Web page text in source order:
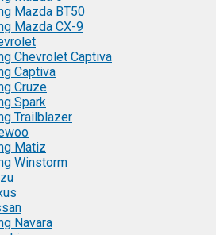
Mazda BT50
Mazda CX-9
Chevrolet Captiva
Captiva
Cruze
Spark
Trailblazer
Matiz
Winstorm
Navara